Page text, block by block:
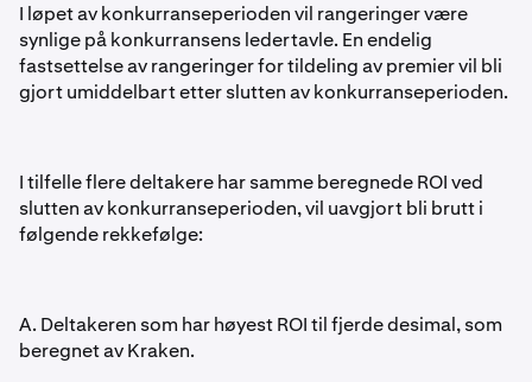
I løpet av konkurranseperioden vil rangeringer være
synlige på konkurransens ledertavle. En endelig
fastsettelse av rangeringer for tildeling av premier vil bli
gjort umiddelbart etter slutten av konkurranseperioden.
I tilfelle flere deltakere har samme beregnede ROI ved
slutten av konkurranseperioden, vil uavgjort bli brutt i
følgende rekkefølge:
A. Deltakeren som har høyest ROI til fjerde desimal, som
beregnet av Kraken.